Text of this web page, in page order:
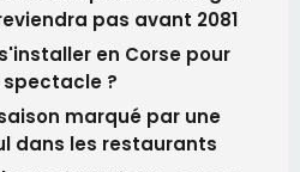
de CNI et recevez par
et une sélection de